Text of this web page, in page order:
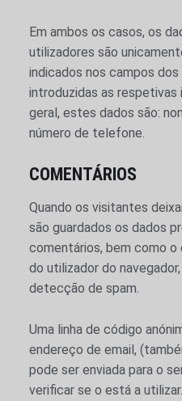
Em ambos os casos, os
utilizadores são
indicados nos campos
introduzidas as
geral, estes dados são:
número de telefone.
COMENTÁRIOS
Quando os visitantes
são guardados os dados
comentários, bem como
do utilizador do
detecção de spam.
Uma linha de código
endereço de email,
pode ser enviada para o
verificar se o está a